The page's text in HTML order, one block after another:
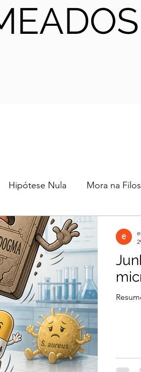
Hipótese Nula Mora na
2024 2023 2022
Março 2026 Março
Dezembro 2025
Agosto 2025